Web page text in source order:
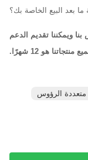
بعد البيع الخاصة بك؟
ويمكننا تقديم الدعم
هو 12 شهرًا.